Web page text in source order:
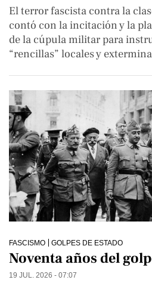
El terror fascista contra la
contó con la incitación y la
de la cúpula militar para
“rencillas” locales y
FASCISMO GOLPES DE ESTADO
Noventa años del
19 JUL. 2026 - 07:07